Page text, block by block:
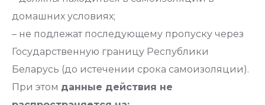
домашних условиях;
– не подлежат последующему пропуску через
Государственную границу Республики
Беларусь (до истечении срока самоизоляции).
При этом данные действия не